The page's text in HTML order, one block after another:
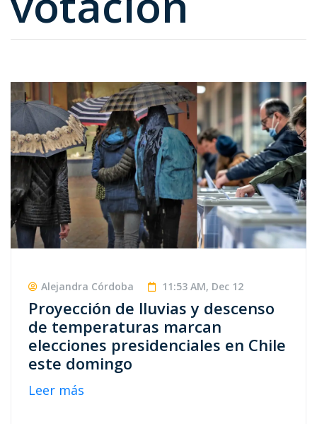
Alejandra Córdoba 11:53 AM, Dec 12
Proyección de lluvias y descenso
de temperaturas marcan
elecciones presidenciales en Chile
este domingo
Leer más